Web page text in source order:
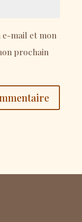
mail et mon
prochain